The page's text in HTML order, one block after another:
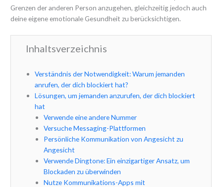
Grenzen der anderen Person anzugehen, gleichzeitig jedoch auch
deine eigene emotionale Gesundheit zu berücksichtigen.
Inhaltsverzeichnis
Verständnis der Notwendigkeit: Warum jemanden
anrufen, der dich blockiert hat?
Lösungen, um jemanden anzurufen, der dich blockiert
hat
Verwende eine andere Nummer
Versuche Messaging-Plattformen
Persönliche Kommunikation von Angesicht zu
Angesicht
Verwende Dingtone: Ein einzigartiger Ansatz, um
Blockaden zu überwinden
Nutze Kommunikations-Apps mit